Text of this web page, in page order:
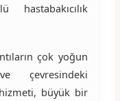
çok yoğun
çevresindeki
büyük bir